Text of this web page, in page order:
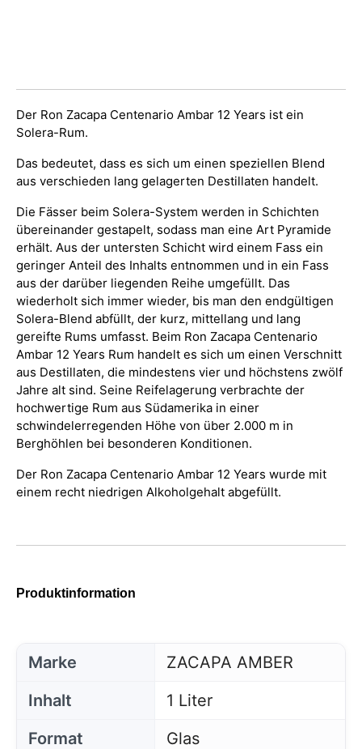
Der Ron Zacapa Centenario Ambar 12 Years ist ein
Solera-Rum.
Das bedeutet, dass es sich um einen speziellen Blend
aus verschieden lang gelagerten Destillaten handelt.
Die Fässer beim Solera-System werden in Schichten
übereinander gestapelt, sodass man eine Art Pyramide
erhält. Aus der untersten Schicht wird einem Fass ein
geringer Anteil des Inhalts entnommen und in ein Fass
aus der darüber liegenden Reihe umgefüllt. Das
wiederholt sich immer wieder, bis man den endgültigen
Solera-Blend abfüllt, der kurz, mittellang und lang
gereifte Rums umfasst. Beim Ron Zacapa Centenario
Ambar 12 Years Rum handelt es sich um einen Verschnitt
aus Destillaten, die mindestens vier und höchstens zwölf
Jahre alt sind. Seine Reifelagerung verbrachte der
hochwertige Rum aus Südamerika in einer
schwindelerregenden Höhe von über 2.000 m in
Berghöhlen bei besonderen Konditionen.
Der Ron Zacapa Centenario Ambar 12 Years wurde mit
einem recht niedrigen Alkoholgehalt abgefüllt.
Produktinformation
Marke
ZACAPA AMBER
Inhalt
1 Liter
Format
Glas